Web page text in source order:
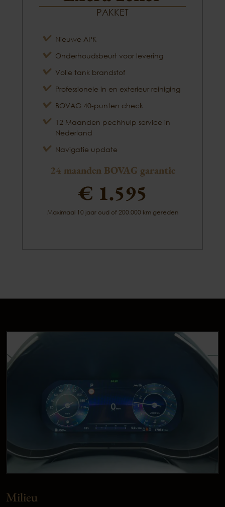
PAKKET
Nieuwe APK
Onderhoudsbeurt voor levering
Volle tank brandstof
Professionele in en exterieur reiniging
BOVAG 40-punten check
12 Maanden pechhulp service in
Nederland
Navigatie update
24 maanden BOVAG garantie
€ 1.595
Maximaal 10 jaar oud of 200.000 km gereden
Milieu